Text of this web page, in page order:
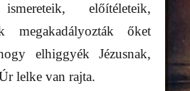
előítéleteik,
megakadályozták őket
elhiggyék Jézusnak,
lelke van rajta.